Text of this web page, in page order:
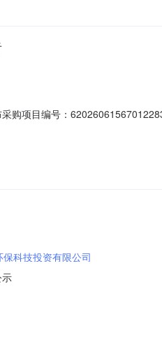
购项目编号：
有限公司汨罗市香柚产业发展项
科技投资有限公司